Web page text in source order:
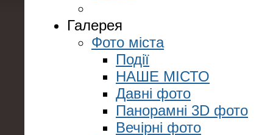
Галерея
Фото міста
Події
НАШЕ МІСТО
Давні фото
Панорамні 3D фото
Вечірні фото